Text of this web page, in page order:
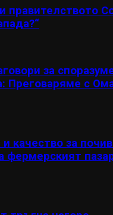
правителството
за
Преговаряме с
качество за
фермерският